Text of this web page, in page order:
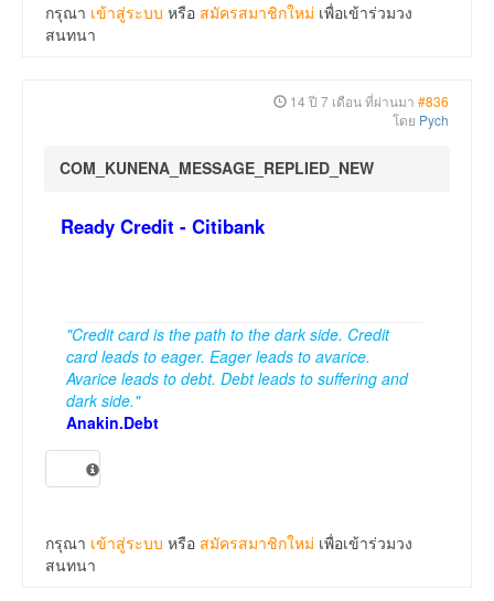
กรุณา เข้าสู่ระบบ หรือ สมัครสมาชิกใหม่ เพื่อเข้าร่วมวง
สนทนา
14 ปี 7 เดือน ที่ผ่านมา #836
โดย Pych
COM_KUNENA_MESSAGE_REPLIED_NEW
Ready Credit - Citibank
"Credit card is the path to the dark side. Credit
card leads to eager. Eager leads to avarice.
Avarice leads to debt. Debt leads to suffering and
dark side."
Anakin.Debt
กรุณา เข้าสู่ระบบ หรือ สมัครสมาชิกใหม่ เพื่อเข้าร่วมวง
สนทนา